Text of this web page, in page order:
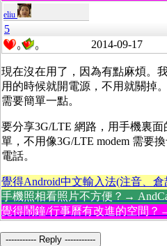
eliu
5
0 0 2014-09-17
現在沒在用了，因為有點麻煩。
用的時候就開電源，不用就關掉
需要簡單一點。
要分享3G/LTE 網路，用手機裏面
單，不用像3G/LTE modem 需要
電話。
覺得Android中文輸入法(注音、
手機照相看照片不方便？→
覺得鬧鐘/行事曆有改進的空間
----------- Reply -----------